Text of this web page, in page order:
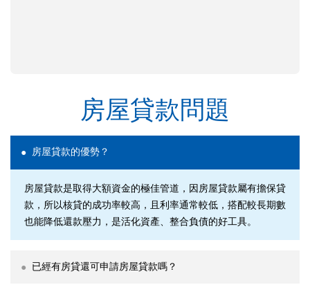
房屋貸款問題
房屋貸款的優勢？
房屋貸款是取得大額資金的極佳管道，因房屋貸款屬有擔保貸
款，所以核貸的成功率較高，且利率通常較低，搭配較長期數
也能降低還款壓力，是活化資產、整合負債的好工具。
已經有房貸還可申請房屋貸款嗎？